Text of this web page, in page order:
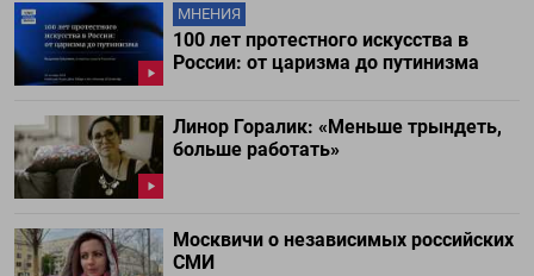
МНЕНИЯ
100 лет протестного искусства в
России: от царизма до путинизма
Линор Горалик: «Меньше трындеть,
больше работать»
Москвичи о независимых российских
СМИ